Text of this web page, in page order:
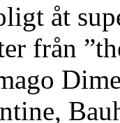
åt
från